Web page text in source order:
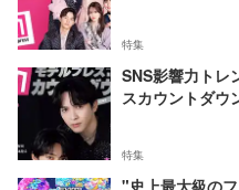
特集
SNS影響力トレ
スカウントダウ
特集
"史上最大級の